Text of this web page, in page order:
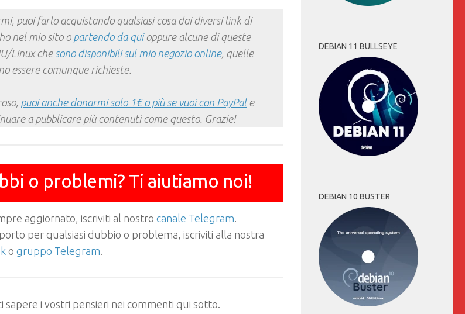
puoi farlo acquistando qualsiasi cosa dai diversi link di
nel mio sito o partendo da quioppure alcune di queste
Linux che sono disponibili sul mio negozio online, quelle
essere comunque richieste.
puoi anche donarmi solo 1€ o più se vuoi con PayPale
a pubblicare più contenuti come questo. Grazie!
o problemi? Ti aiutiamo noi!
aggiornato, iscriviti al nostro canale Telegram.
per qualsiasi dubbio o problema, iscriviti alla nostra
o gruppo Telegram.
sapere i vostri pensieri nei commenti qui sotto.
DEBIAN 11 BULLSEYE
DEBIAN 10 BUSTER